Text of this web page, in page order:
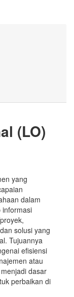
(LO)
yang
dalam
informasi
solusi yang
Tujuannya
efisiensi
atau
dasar
perbaikan di